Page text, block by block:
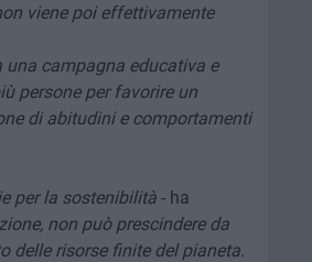
viene poi effettivamente
campagna educativa e
persone per favorire un
di abitudini e comportamenti
per la sostenibilità- ha
non può prescindere da
delle risorse finite del pianeta.